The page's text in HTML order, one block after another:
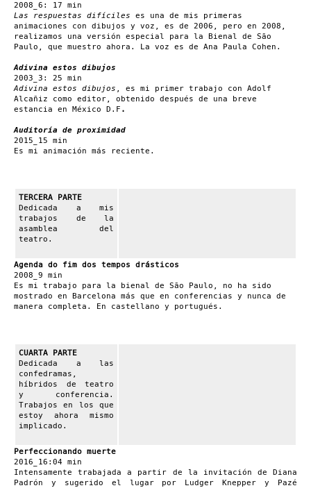
2008_6: 17 min
Las respuestas difíciles es una de mis primeras
animaciones con dibujos y voz, es de 2006, pero en 2008,
realizamos una versión especial para la Bienal de São
Paulo, que muestro ahora. La voz es de Ana Paula Cohen.
Adivina estos dibujos
2003_3: 25 min
Adivina estos dibujos , es mi primer trabajo con Adolf
Alcañiz como editor, obtenido después de una breve
estancia en México D.F .
Auditoría de proximidad
2015_15 min
Es mi animación más reciente.
TERCERA PARTE
Dedicada a mis
trabajos de la
asamblea del
teatro.
Agenda do fim dos tempos drásticos
2008_9 min
Es mi trabajo para la bienal de São Paulo, no ha sido
mostrado en Barcelona más que en conferencias y nunca de
manera completa. En castellano y portugués.
CUARTA PARTE
Dedicada a las
confedramas,
híbridos de teatro
y conferencia.
Trabajos en los que
estoy ahora mismo
implicado.
Perfeccionando muerte
2016_16:04 min
Intensamente trabajada a partir de la invitación de Diana
Padrón y sugerido el lugar por Ludger Knepper y Pazé